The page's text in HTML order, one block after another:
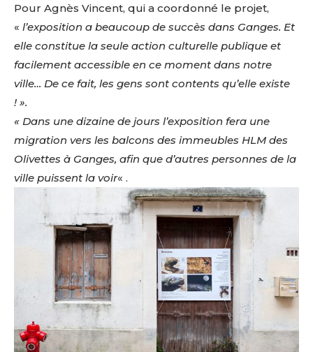
Pour Agnès Vincent, qui a coordonné le projet,
« l’exposition a beaucoup de succès dans Ganges. Et
elle constitue la seule action culturelle publique et
facilement accessible en ce moment dans notre
ville… De ce fait, les gens sont contents qu’elle existe
! ».
« Dans une dizaine de jours l’exposition fera une
migration vers les balcons des immeubles HLM des
Olivettes à Ganges, afin que d’autres personnes de la
ville puissent la voir« .